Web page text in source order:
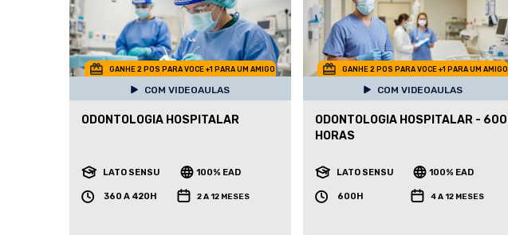
GANHE 2 POS PARA VOCE +1 PARA UM AMIGO
COM VIDEOAULAS
ODONTOLOGIA HOSPITALAR
LATO SENSU 100% EAD
360 A 420H 2 A 12 MESES
GANHE 2 POS PARA VOCE +1 PARA UM AMIGO
COM VIDEOAULAS
ODONTOLOGIA HOSPITALAR - 600
HORAS
LATO SENSU 100% EAD
600H 4 A 12 MESES